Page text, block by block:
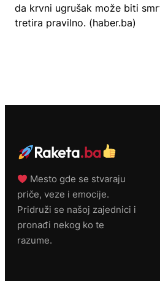
da krvni ugrušak može biti
tretira pravilno. (haber.ba)
Raketa.ba
Mesto gde se stvaraju
priče, veze i emocije.
Pridruži se našoj zajednici i
pronađi nekog ko te
razume.